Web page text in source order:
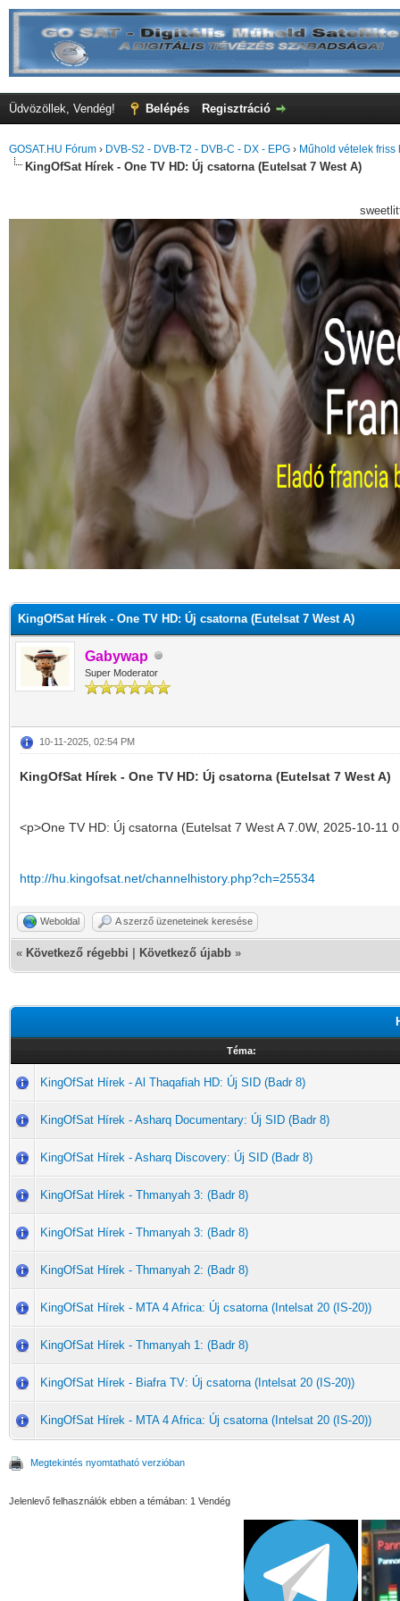
Üdvözöllek, Vendég! Belépés Regisztráció
GOSAT.HU Fórum › DVB-S2 - DVB-T2 - DVB-C - DX - EPG › Műhold vételek friss
KingOfSat Hírek - One TV HD: Új csatorna (Eutelsat 7 West A)
KingOfSat Hírek - One TV HD: Új csatorna (Eutelsat 7 West A)
Gabywap
Super Moderator
10-11-2025, 02:54 PM
KingOfSat Hírek - One TV HD: Új csatorna (Eutelsat 7 West A)
<p>One TV HD: Új csatorna (Eutelsat 7 West A 7.0W, 2025-10-11
http://hu.kingofsat.net/channelhistory.php?ch=25534
Weboldal A szerző üzeneteinek keresése
« Következő régebbi Következő újabb »
Téma:
KingOfSat Hírek - Al Thaqafiah HD: Új SID (Badr 8)
KingOfSat Hírek - Asharq Documentary: Új SID (Badr 8)
KingOfSat Hírek - Asharq Discovery: Új SID (Badr 8)
KingOfSat Hírek - Thmanyah 3: (Badr 8)
KingOfSat Hírek - Thmanyah 3: (Badr 8)
KingOfSat Hírek - Thmanyah 2: (Badr 8)
KingOfSat Hírek - MTA 4 Africa: Új csatorna (Intelsat 20 (IS-20))
KingOfSat Hírek - Thmanyah 1: (Badr 8)
KingOfSat Hírek - Biafra TV: Új csatorna (Intelsat 20 (IS-20))
KingOfSat Hírek - MTA 4 Africa: Új csatorna (Intelsat 20 (IS-20))
Megtekintés nyomtatható verzióban
Jelenlevő felhasználók ebben a témában: 1 Vendég